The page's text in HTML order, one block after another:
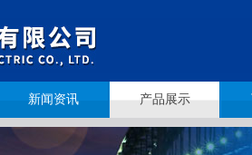
新闻资讯 产品展示